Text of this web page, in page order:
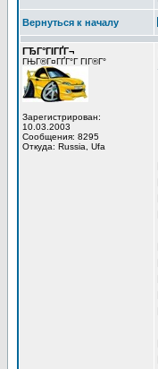
Вернуться к началу
ГЂГ°ГІГҐГ¬
ГЊГ®Г¤ГҐГ°Г ГІГ®Г°
Зарегистрирован:
10.03.2003
Сообщения: 8295
Откуда: Russia, Ufa